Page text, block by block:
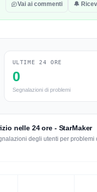
Vai ai commenti 🔔
ULTIME 24 ORE
0
Segnalazioni di problemi
nelle 24 ore - StarMaker
degli utenti per problemi